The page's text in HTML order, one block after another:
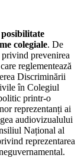
colegiale. De
prevenirea
reglementează
Discriminării
în Colegiul
printr-o
reprezentanți ai
audiovizualului
Național al
reprezentarea